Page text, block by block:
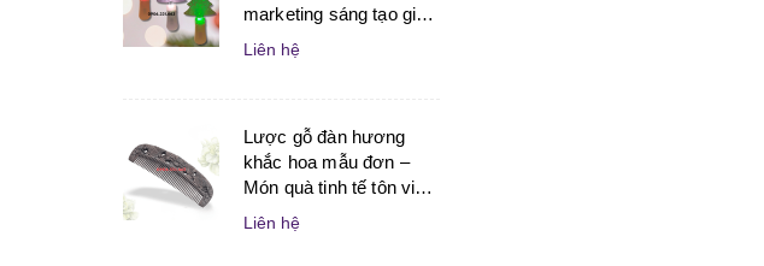
marketing sáng tạo giúp
doanh nghiệp bùng nổ
mùa lễ hội
Liên hệ
Lược gỗ đàn hương
khắc hoa mẫu đơn –
Món quà tinh tế tôn vinh
vẻ đẹp và sự may mắn
dành cho phụ nữ
Liên hệ